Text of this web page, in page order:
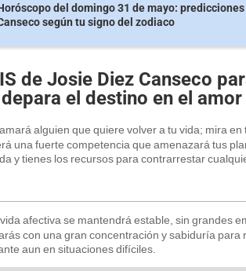
del domingo 31 de mayo: predicciones
según tu signo del zodiaco
de Josie Diez Canseco
el destino en el
alguien que quiere volver a tu vida; mira
una fuerte competencia que amenazará tus
y tienes los recursos para contrarrestar
afectiva se mantendrá estable, sin grandes
con una gran concentración y sabiduría para
aun en situaciones difíciles.